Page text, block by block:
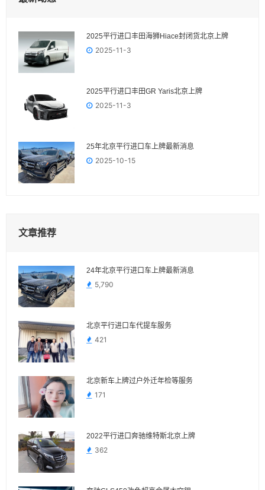
2025平行进口丰田海狮Hiace封闭货北京上牌
2025-11-3
2025平行进口丰田GR Yaris‌北京上牌
2025-11-3
25年北京平行进口车上牌最新消息
2025-10-15
文章推荐
24年北京平行进口车上牌最新消息
5,790
北京平行进口车代提车服务
421
北京新车上牌过户外迁年检等服务
171
2022平行进口奔驰维特斯北京上牌
362